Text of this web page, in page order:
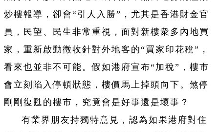
炒樓報導，卻會“引人入勝”，尤其是香港財金官
員，民望、民生非常重視，面對新樓衆多內地買
家，重新啟動徵收針對外地客的“買家印花稅”，
看來也並非不可能。假如港府宣布“加稅”，樓市
會立刻陷入停頓狀態，樓價馬上掉頭向下。煞停
剛剛復甦的樓市，究竟會是好事還是壞事？
有業界朋友持獨特意見，認為如果港府對住